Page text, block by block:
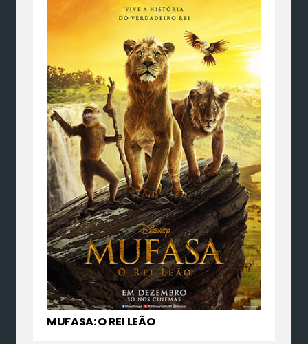
MUFASA: O REI LEÃO